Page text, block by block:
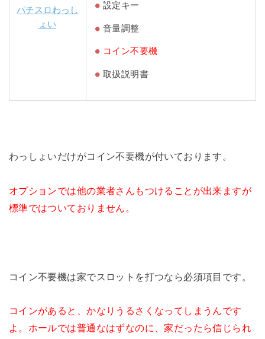
パチスロわっし
ょい
設定キー
音量調整
コイン不要機
取扱説明書
わっしょいだけがコイン不要機が付いております。
オプションでは他の業者さんもつけることが出来ますが
標準ではついておりません。
コイン不要機は家でスロットを打つなら必須項目です。
コインがあると、かなりうるさくなってしまうんです
よ。ホールでは普通なはずなのに、家だったら信じられ